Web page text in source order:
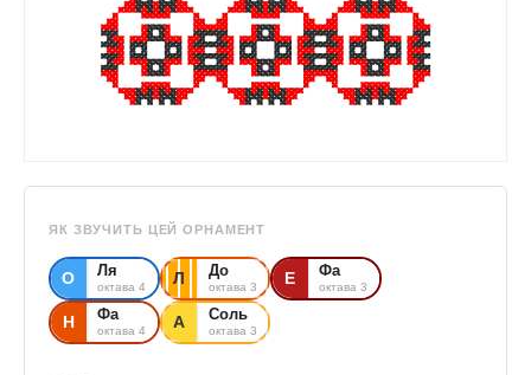
ЯК ЗВУЧИТЬ ЦЕЙ ОРНАМЕНТ
О Ля
октава 4 Л До
октава 3 Е Фа
октава 3
Н Фа
октава 4 А Соль
октава 3